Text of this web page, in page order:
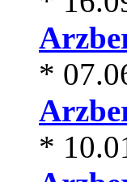
*
*